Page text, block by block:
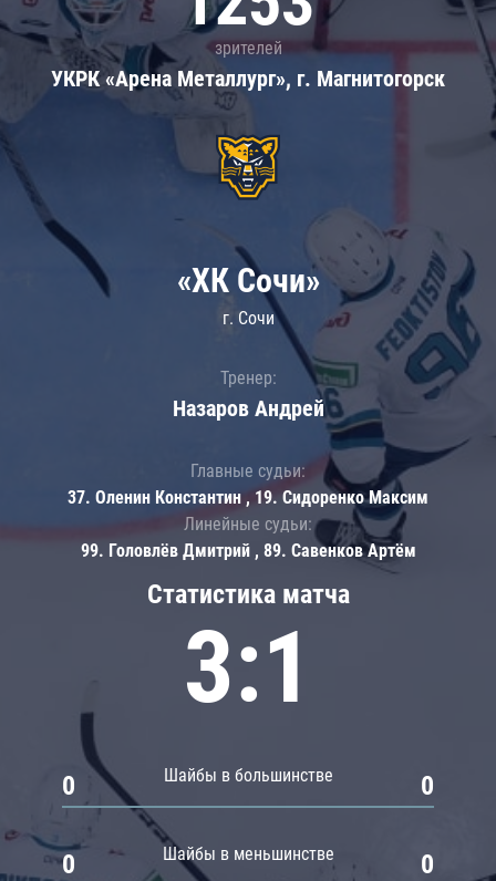
зрителей
УКРК «Арена Металлург», г. Магнитогорск
Статистика матча
3:1
Шайбы в большинстве
0 0
Шайбы в меньшинстве
0 0
«ХК Сочи»
г. Сочи
Тренер:
Назаров Андрей
Главные судьи:
37. Оленин Константин , 19. Сидоренко Максим
Линейные судьи:
99. Головлёв Дмитрий , 89. Савенков Артём